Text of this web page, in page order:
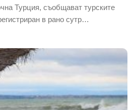
Турция, съобщават турските
в рано сутр…